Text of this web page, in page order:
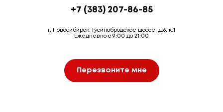
+7 (383) 207-86-85
г. Новосибирск, Гусинобродское шоссе, д.6, к.1
Ежедневно с 9:00 до 21:00
Перезвоните мне